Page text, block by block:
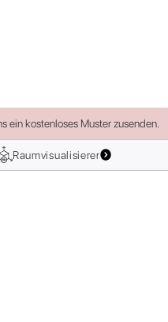
ein kostenloses Muster zusenden.
Raumvisualisierer